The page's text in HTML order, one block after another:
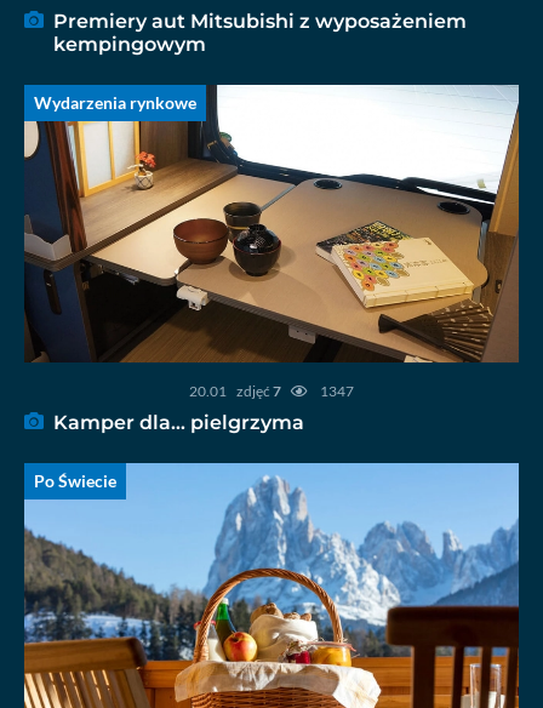
Premiery aut Mitsubishi z wyposażeniem
kempingowym
Wydarzenia rynkowe
20.01 zdjęć 7 1347
Kamper dla… pielgrzyma
Po Świecie